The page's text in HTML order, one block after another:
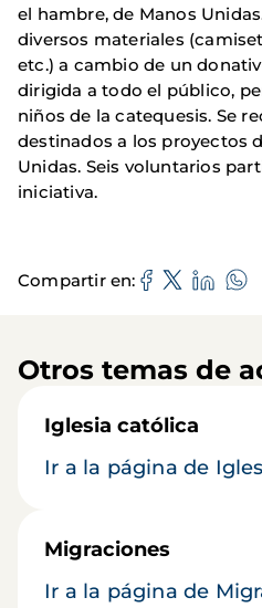
el hambre, de Manos
diversos materiales
etc.) a cambio de un
dirigida a todo el público,
niños de la catequesis. Se
destinados a los proyectos
Unidas. Seis voluntarios
iniciativa.
Compartir en
Otros temas de
Iglesia católica
Ir a la página de
Migraciones
Ir a la página de